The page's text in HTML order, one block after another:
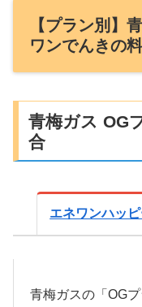
【プラン別】
ワンでんきの
青梅ガス OG
合
エネワンハッ
青梅ガスの「OG